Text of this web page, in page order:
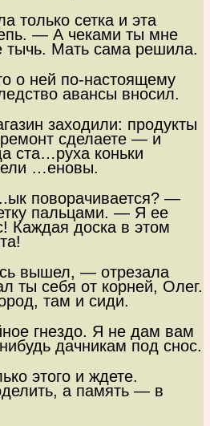
только сетка и эта
— А чеками ты мне
Мать сама решила.
о ней по-настоящему
авансы вносил.
заходили: продукты
сделаете — и
ста…руха коньки
…еновы.
поворачивается? —
пальцами. — Я ее
Каждая доска в этом
вышел, — отрезала
ты себя от корней, Олег.
там и сиди.
гнездо. Я не дам вам
дачникам под снос.
этого и ждете.
а память — в